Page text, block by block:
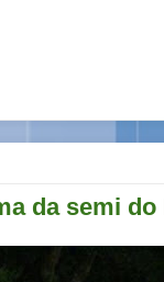
da semi do